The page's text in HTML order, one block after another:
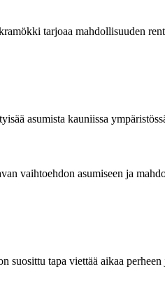
tarjoaa mahdollisuuden
asumista kauniissa
vaihtoehdon asumiseen ja
tapa viettää aikaa perheen